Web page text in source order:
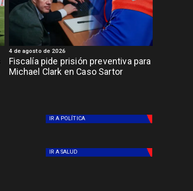
Fiscalía pide prisión preventiva para
Michael Clark en Caso Sartor
4 de agosto de 2026
IR A POLÍTICA
IR A SALUD